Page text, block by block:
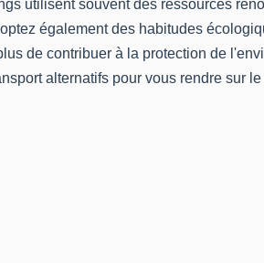
utilisent souvent des ressources
également des habitudes
de contribuer à la protection de
alternatifs pour vous rendre sur